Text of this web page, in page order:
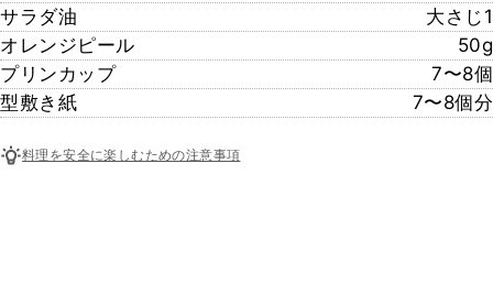
サラダ油
大さじ1
オレンジピール
50g
プリンカップ
7〜8個
型敷き紙
7〜8個分
料理を安全に楽しむための注意事項